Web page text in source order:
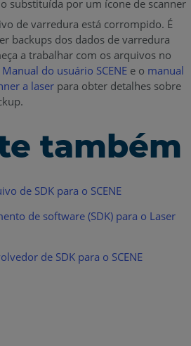
substituída por um ícone de scanner
de varredura está corrompido. É
backups dos dados de varredura
a trabalhar com os arquivos no
Manual do usuário SCENEe o manual
a laser para obter detalhes sobre
também
de SDK para o SCENE
de software (SDK) para o Laser
de SDK para o SCENE